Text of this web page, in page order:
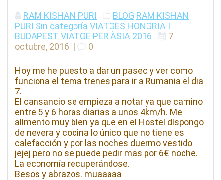
RAM KISHAN PURI BLOG RAM KISHAN
PURI Sin categoría VIATGES HONGRIA I
BUDAPEST VIATGE PER ÀSIA 2016
7
octubre, 2016 | 0
Hoy me he puesto a dar un paseo y ver como
funciona el tema trenes para ir a Rumania el dia
7.
El cansancio se empieza a notar ya que camino
entre 5 y 6 horas diarias a unos 4km/h. Me
alimento muy bien ya que en el Hostel dispongo
de nevera y cocina lo único que no tiene es
calefacción y por las noches duermo vestido
jejej pero no se puede pedir mas por 6€ noche.
La economía recuperándose.
Besos y abrazos. muaaaaa